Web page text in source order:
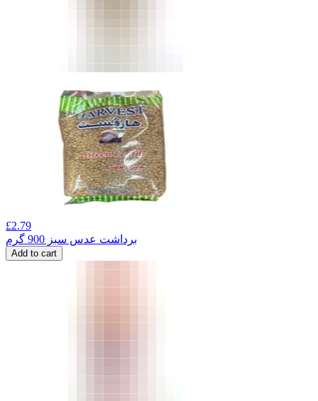
£2.79
برداشت عدس سبز 900 گرم
Add to cart